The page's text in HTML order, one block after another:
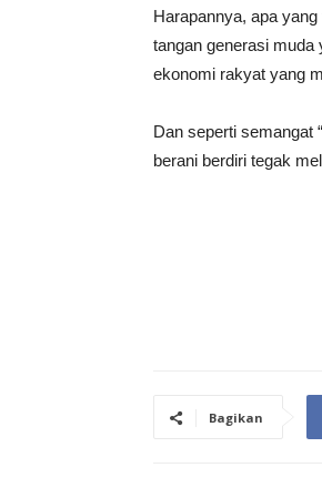
Harapannya, apa
tangan generasi muda
ekonomi rakyat yang
Dan seperti semangat
berani berdiri tegak
Bagikan